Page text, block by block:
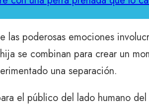
las poderosas emociones
se combinan para crear un
una separación.
el público del lado humano